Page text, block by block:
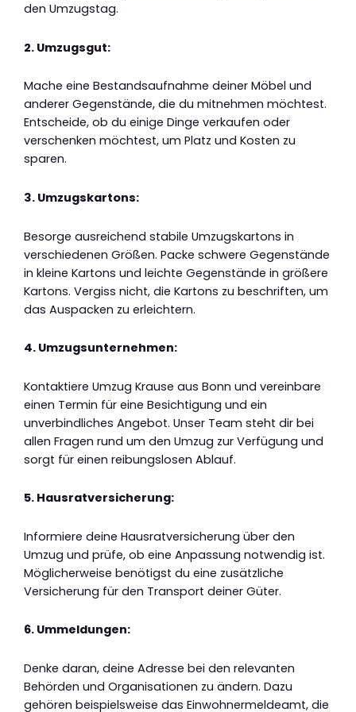
den Umzugstag.
2. Umzugsgut:
Mache eine Bestandsaufnahme deiner Möbel und
anderer Gegenstände, die du mitnehmen möchtest.
Entscheide, ob du einige Dinge verkaufen oder
verschenken möchtest, um Platz und Kosten zu
sparen.
3. Umzugskartons:
Besorge ausreichend stabile Umzugskartons in
verschiedenen Größen. Packe schwere Gegenstände
in kleine Kartons und leichte Gegenstände in größere
Kartons. Vergiss nicht, die Kartons zu beschriften, um
das Auspacken zu erleichtern.
4. Umzugsunternehmen:
Kontaktiere Umzug Krause aus Bonn und vereinbare
einen Termin für eine Besichtigung und ein
unverbindliches Angebot. Unser Team steht dir bei
allen Fragen rund um den Umzug zur Verfügung und
sorgt für einen reibungslosen Ablauf.
5. Hausratversicherung:
Informiere deine Hausratversicherung über den
Umzug und prüfe, ob eine Anpassung notwendig ist.
Möglicherweise benötigst du eine zusätzliche
Versicherung für den Transport deiner Güter.
6. Ummeldungen:
Denke daran, deine Adresse bei den relevanten
Behörden und Organisationen zu ändern. Dazu
gehören beispielsweise das Einwohnermeldeamt, die